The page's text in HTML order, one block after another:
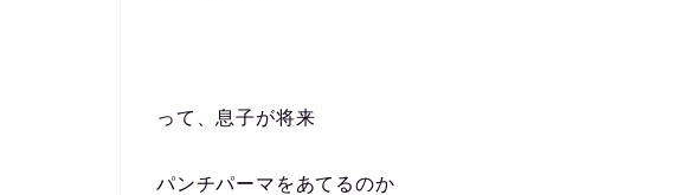
って、息子が将来
パンチパーマをあてるのか